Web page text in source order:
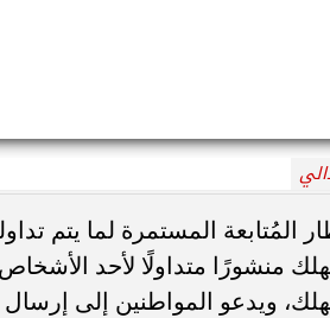
المُتابعة المستمرة لما يتم
منشورًا متداولًا لأحد
ويدعو المواطنين إلى
مكثفة لرفع
الانضباط
رحلت في أثناء
بمستشفى بني